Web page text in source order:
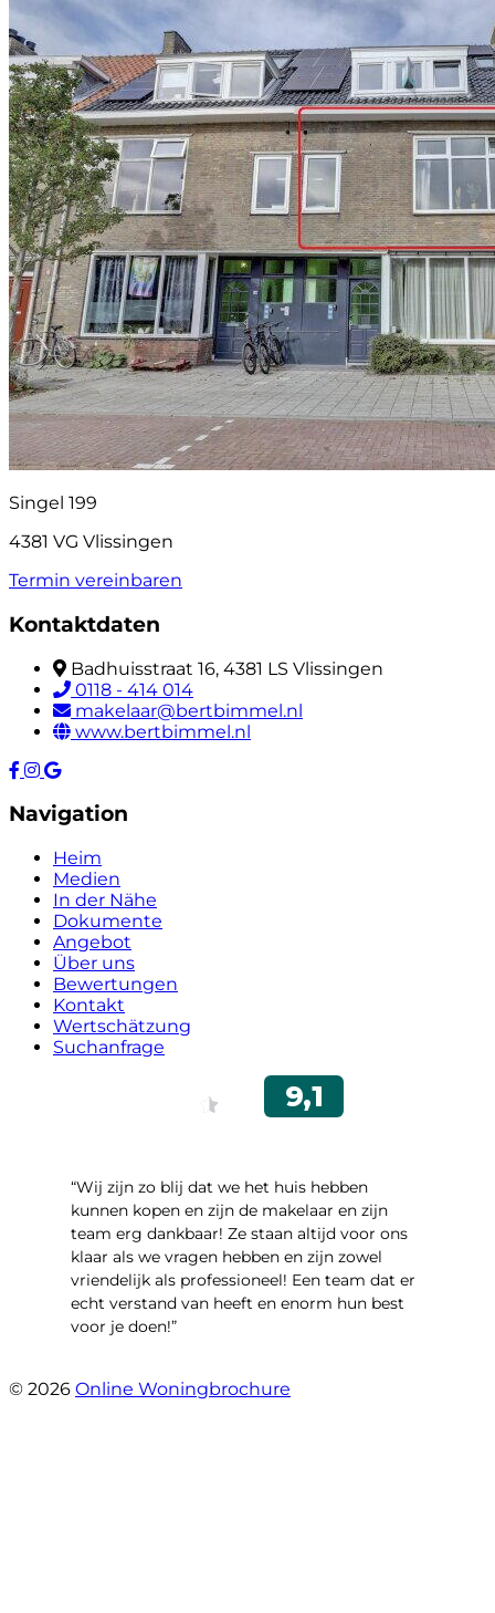
Singel 199
4381 VG Vlissingen
Termin vereinbaren
Kontaktdaten
Badhuisstraat 16, 4381 LS Vlissingen
0118 - 414 014
makelaar@bertbimmel.nl
www.bertbimmel.nl
Navigation
Heim
Medien
In der Nähe
Dokumente
Angebot
Über uns
Bewertungen
Kontakt
Wertschätzung
Suchanfrage
“Wij zijn zo blij dat we het huis hebben
kunnen kopen en zijn de makelaar en zijn
team erg dankbaar! Ze staan altijd voor ons
klaar als we vragen hebben en zijn zowel
vriendelijk als professioneel! Een team dat er
echt verstand van heeft en enorm hun best
voor je doen!”
© 2026 Online Woningbrochure